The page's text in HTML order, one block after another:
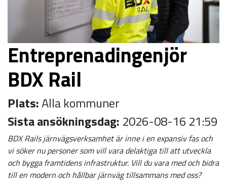
Entreprenadingenjör
BDX Rail
Plats:Alla kommuner
Sista ansökningsdag: 2026-08-16 21:59
BDX Rails järnvägsverksamhet är inne i en expansiv fas och
vi söker nu personer som vill vara delaktiga till att utveckla
och bygga framtidens infrastruktur. Vill du vara med och bidra
till en modern och hållbar järnväg tillsammans med oss?